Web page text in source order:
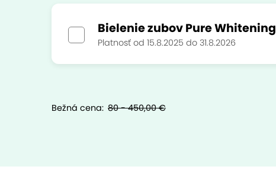
Bielenie zubov Pure Whitening
Platnosť od 15.8.2025 do 31.8.2026
Bežná cena: 80 - 450,00 €